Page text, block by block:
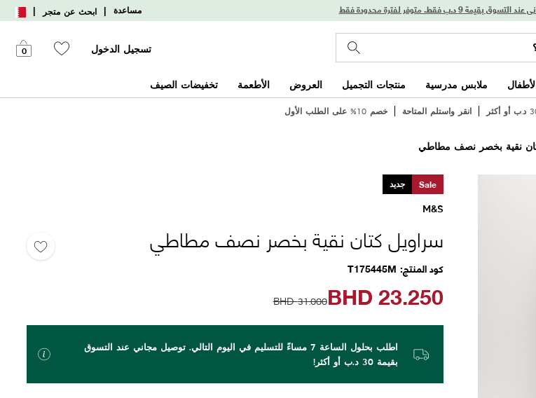
مساعدة | ابحث عن متجر |
تسجيل الدخول 0
ملابس مدرسية منتجات التجميل العروض الأطعمة تخفيضات الصيف
انقر واستلم المتاحة خصم 10% على الطلب الأول
نقية بخصر نصف مطاطي
Sale جديد
M&S
سراويل كتان نقية بخصر نصف مطاطي
كود المنتج T175445M
BHD23.250
BHD31.000
اطلب بحلول الساعة 7 مساءً للتسليم في اليوم التالي. توصيل مجاني عند التسوق
بقيمة 30 د.ب أو أكثر!